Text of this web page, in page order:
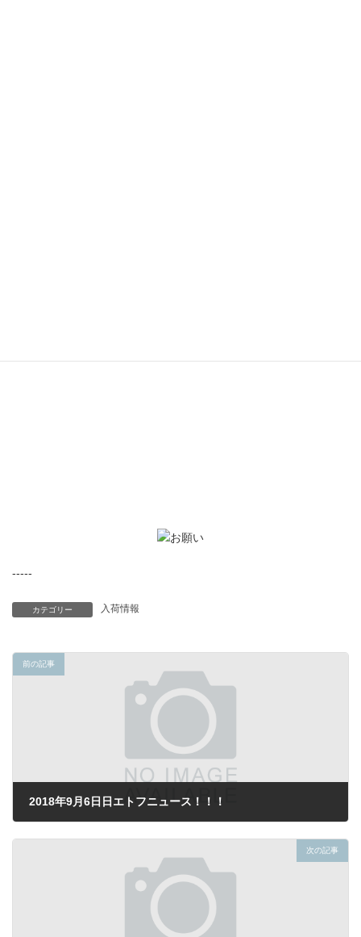
-----
カテゴリー 入荷情報
前の記事
2018年9月6日日エトフニュース！！！
次の記事